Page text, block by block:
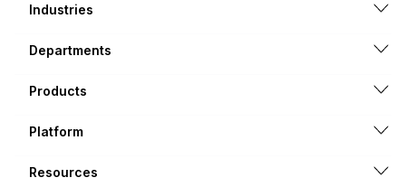
Industries
Departments
Products
Platform
Resources